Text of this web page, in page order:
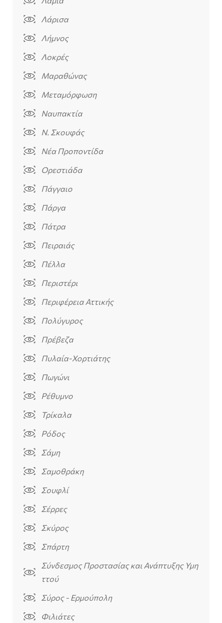
Λάρισα
Λήμνος
Λοκρές
Μαραθώνας
Μεταμόρφωση
Ναυπακτία
Ν. Σκουφάς
Νέα Προποντίδα
Ορεστιάδα
Πάγγαιο
Πάργα
Πάτρα
Πειραιάς
Πέλλα
Περιστέρι
Περιφέρεια Αττικής
Πολύγυρος
Πρέβεζα
Πυλαία-Χορτιάτης
Πωγώνι
Ρέθυμνο
Τρίκαλα
Ρόδος
Σάμη
Σαμοθράκη
Σουφλί
Σέρρες
Σκύρος
Σπάρτη
Σύνδεσμος Προστασίας και Ανάπτυξης Υμη
ττού
Σύρος - Ερμούπολη
Φιλιάτες